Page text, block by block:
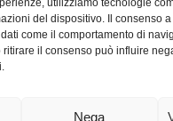
utilizziamo tecnologie
del dispositivo. Il consenso
come il comportamento di
il consenso può influire
Nega